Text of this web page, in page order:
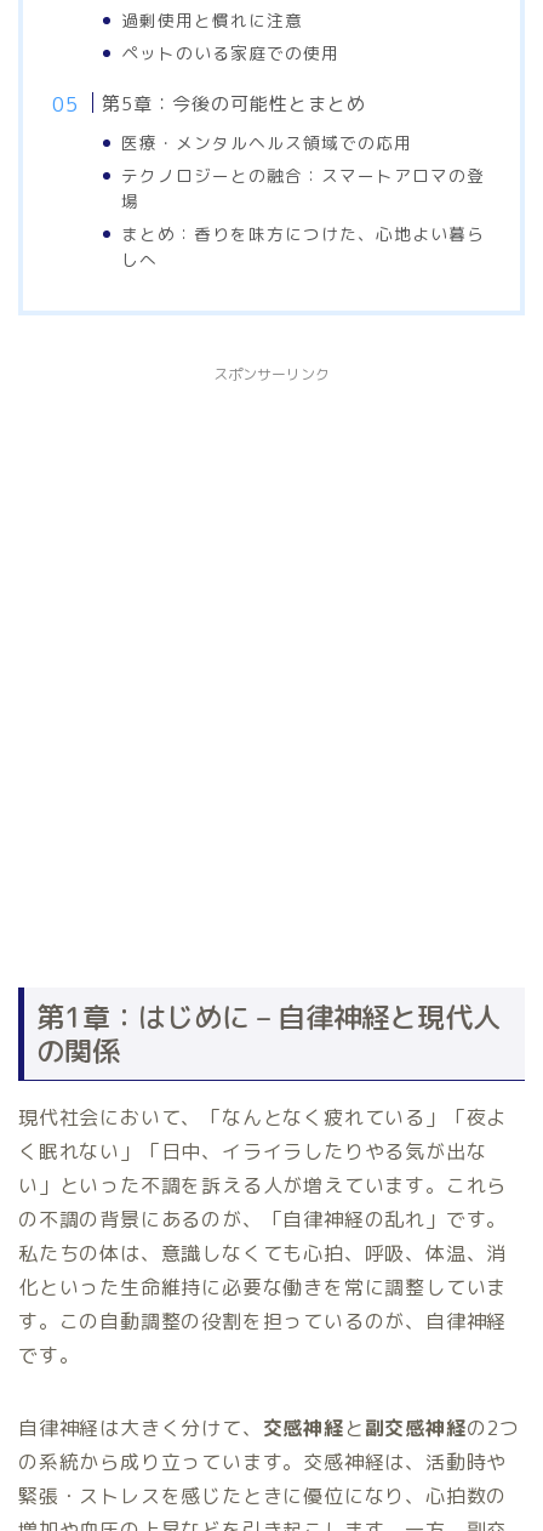
過剰使用と慣れに注意
ペットのいる家庭での使用
第5章：今後の可能性とまとめ
医療・メンタルヘルス領域での応用
テクノロジーとの融合：スマートアロマの登
場
まとめ：香りを味方につけた、心地よい暮ら
しへ
スポンサーリンク
第1章：はじめに – 自律神経と現代人
の関係
現代社会において、「なんとなく疲れている」「夜よ
く眠れない」「日中、イライラしたりやる気が出な
い」といった不調を訴える人が増えています。これら
の不調の背景にあるのが、「自律神経の乱れ」です。
私たちの体は、意識しなくても心拍、呼吸、体温、消
化といった生命維持に必要な働きを常に調整していま
す。この自動調整の役割を担っているのが、自律神経
です。
自律神経は大きく分けて、 交感神経と副交感神経の2つ
の系統から成り立っています。交感神経は、活動時や
緊張・ストレスを感じたときに優位になり、心拍数の